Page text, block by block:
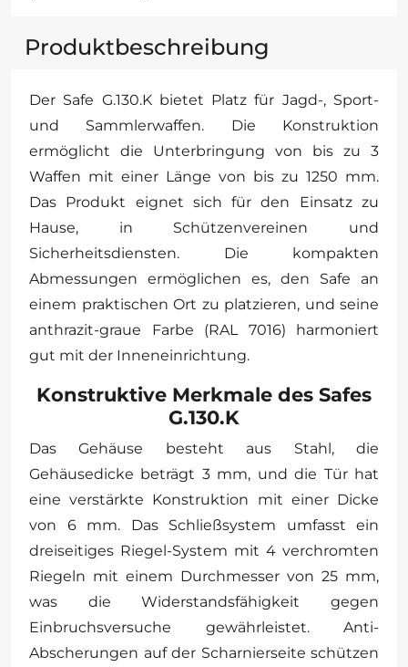
Produktbeschreibung
Der Safe G.130.K bietet Platz für Jagd-, Sport-
und Sammlerwaffen. Die Konstruktion
ermöglicht die Unterbringung von bis zu 3
Waffen mit einer Länge von bis zu 1250 mm.
Das Produkt eignet sich für den Einsatz zu
Hause, in Schützenvereinen und
Sicherheitsdiensten. Die kompakten
Abmessungen ermöglichen es, den Safe an
einem praktischen Ort zu platzieren, und seine
anthrazit-graue Farbe (RAL 7016) harmoniert
gut mit der Inneneinrichtung.
Konstruktive Merkmale des Safes
G.130.K
Das Gehäuse besteht aus Stahl, die
Gehäusedicke beträgt 3 mm, und die Tür hat
eine verstärkte Konstruktion mit einer Dicke
von 6 mm. Das Schließsystem umfasst ein
dreiseitiges Riegel-System mit 4 verchromten
Riegeln mit einem Durchmesser von 25 mm,
was die Widerstandsfähigkeit gegen
Einbruchsversuche gewährleistet. Anti-
Abscherungen auf der Scharnierseite schützen